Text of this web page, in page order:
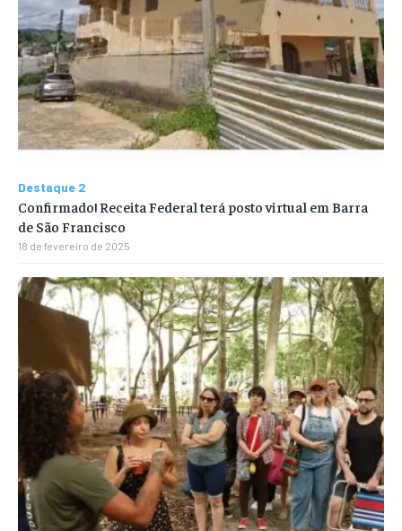
Destaque 2
Confirmado! Receita Federal terá posto virtual em Barra
de São Francisco
18 de fevereiro de 2025